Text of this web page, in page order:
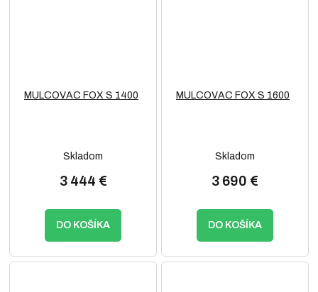
MULCOVAC FOX S 1400
Skladom
3 444 €
DO KOŠÍKA
MULCOVAC FOX S 1600
Skladom
3 690 €
DO KOŠÍKA